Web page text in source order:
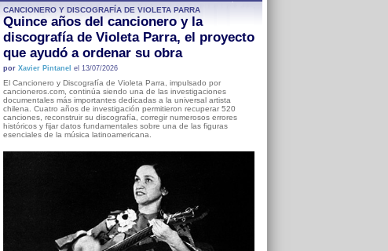
CANCIONERO Y DISCOGRAFÍA DE VIOLETA PARRA
Quince años del cancionero y la
discografía de Violeta Parra, el proyecto
que ayudó a ordenar su obra
por Xavier Pintanel el 13/07/2026
El Cancionero y Discografía de Violeta Parra, impulsado por
cancioneros.com, continúa siendo una de las investigaciones
documentales más importantes dedicadas a la universal artista
chilena. Cuatro años de investigación permitieron recuperar 520
canciones, reconstruir su discografía, corregir numerosos errores
históricos y fijar datos fundamentales sobre una de las figuras
esenciales de la música latinoamericana.